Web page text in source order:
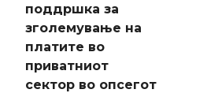
поддршка за
зголемување на
платите во
приватниот
сектор во опсегот